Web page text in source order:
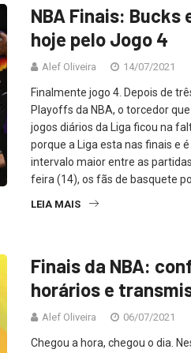
NBA Finais: Bucks
hoje pelo Jogo 4
Alef Oliveira 14/07/2021
Finalmente jogo 4. Depois de
Playoffs da NBA, o torcedor
jogos diários da Liga ficou na
porque a Liga esta nas finais e
intervalo maior entre as
feira (14), os fãs de basquete
LEIA MAIS
Finais da NBA:
horários e
Alef Oliveira 06/07/2021
Chegou a hora, chegou o dia.